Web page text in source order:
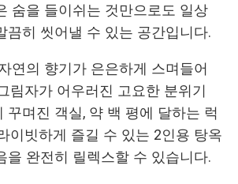
숨을 들이쉬는 것만으로도 일상
끔히 씻어낼 수 있는 공간입니다.
연의 향기가 은은하게 스며들어
림자가 어우러진 고요한 분위기
꾸며진 객실, 약 백 평에 달하는 럭
이빗하게 즐길 수 있는 2인용 탕옥
을 완전히 릴렉스할 수 있습니다.